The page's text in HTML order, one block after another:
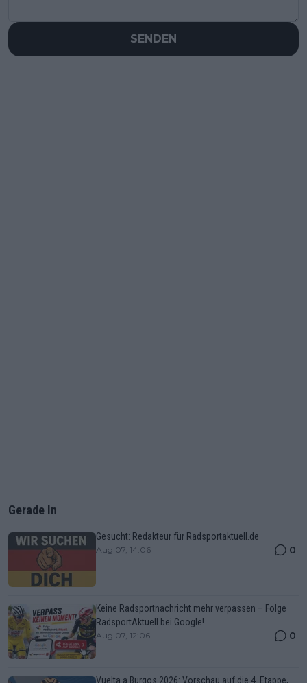
SENDEN
Gerade In
Gesucht: Redakteur für Radsportaktuell.de
Aug 07, 14:06 0
Keine Radsportnachricht mehr verpassen – Folge
RadsportAktuell bei Google!
Aug 07, 12:06 0
Vuelta a Burgos 2026: Vorschau auf die 4. Etappe,